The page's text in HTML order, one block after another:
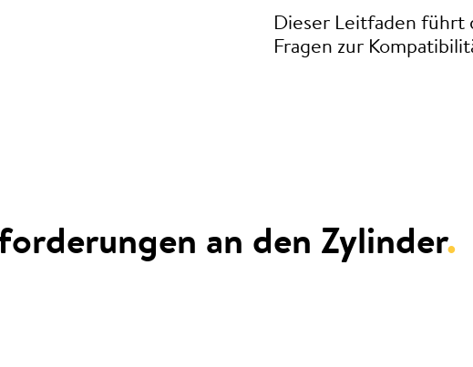
Dieser Leitfaden
Fragen zur
an den Zylinder.